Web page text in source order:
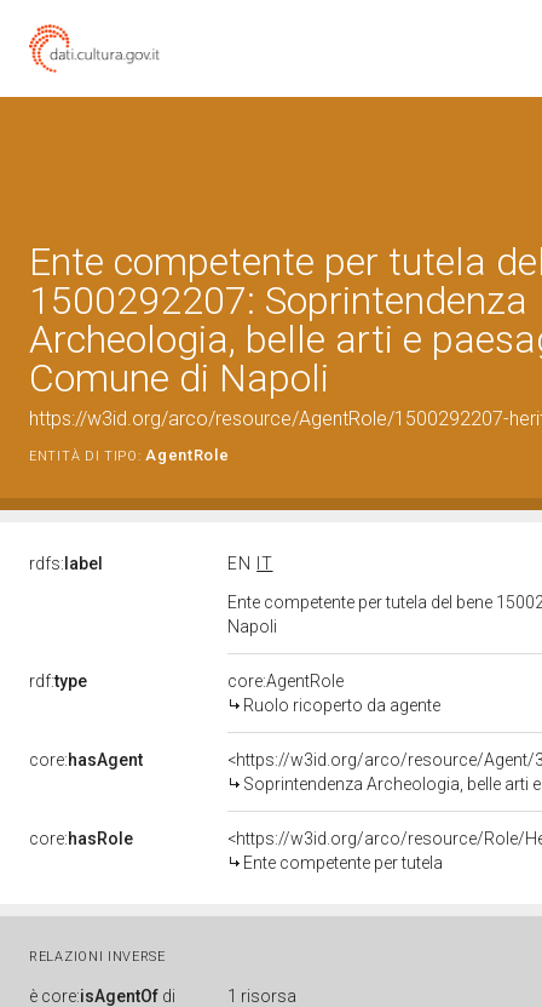
Ente competente per tutela
1500292207: Soprintendenza
Archeologia, belle arti e
Comune di Napoli
https://w3id.org/arco/resource/AgentRole/1500292207-
ENTITÀ DI TIPO: AgentRole
rdfs: label EN
IT
Ente competente per tutela del bene
Napoli
rdf:type
core:AgentRole
Ruolo ricoperto da agente
core:hasAgent
<https://w3id.org/arco/resource/
Soprintendenza Archeologia, belle arti
core:hasRole
<https://w3id.org/arco/resource/Role/
Ente competente per tutela
RELAZIONI INVERSE
è core:isAgentOf di 1 risorsa